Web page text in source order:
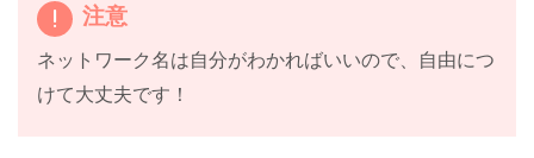
注意
ネットワーク名は自分がわかればいいので、自由につ
けて大丈夫です！